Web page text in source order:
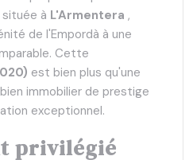
à L'Armentera ,
de l'Empordà à une
Cette
est bien plus qu'une
immobilier de prestige
exceptionnel.
privilégié